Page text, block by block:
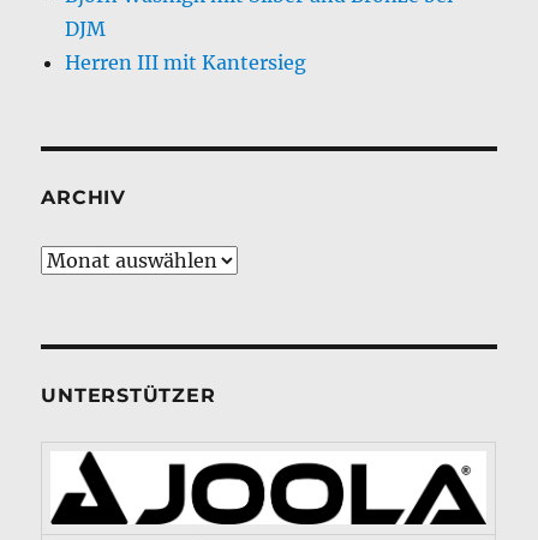
DJM
Herren III mit Kantersieg
ARCHIV
Archiv
UNTERSTÜTZER